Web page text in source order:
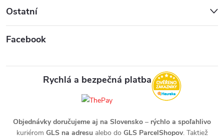
Ostatní
Facebook
Rychlá a bezpečná platba
Objednávky doručujeme aj na Slovensko – rýchlo a spoľahlivo
kuriérom GLS na adresualebo do GLS ParcelShopov. Taktiež